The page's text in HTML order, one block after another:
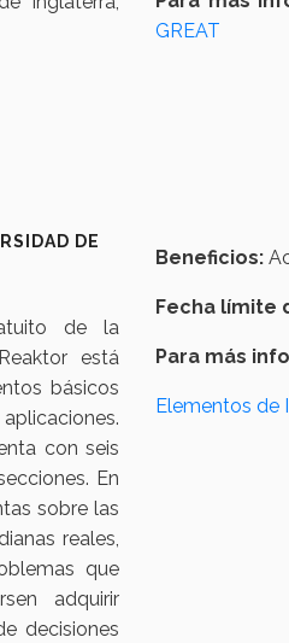
GREAT
DE
de la
está
básicos
con seis
En
sobre las
reales,
que
adquirir
decisiones
Beneficios:
Fecha límite
Para más
Elementos de